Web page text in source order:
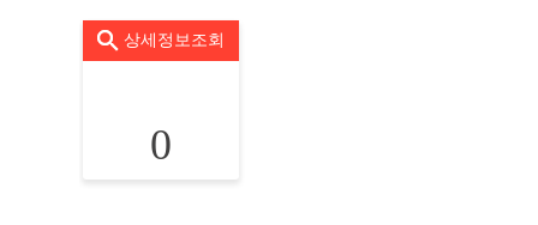
상세정보조회
0